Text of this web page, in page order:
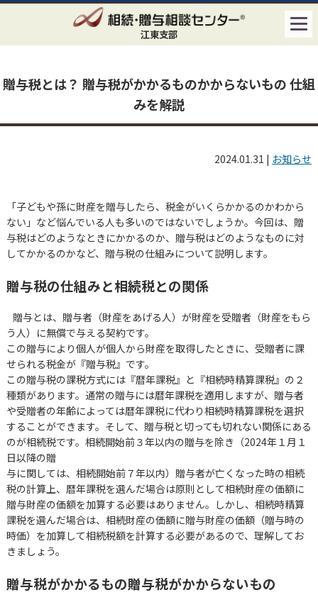
江東支部
贈与税とは？ 贈与税がかかるものかからないもの 仕組
みを解説
2024.01.31 | お知らせ
「子どもや孫に財産を贈与したら、税金がいくらかかるのかわから
ない」など悩んでいる人も多いのではないでしょうか。今回は、贈
与税はどのようなときにかかるのか、贈与税はどのようなものに対
してかかるのかなど、贈与税の仕組みについて説明します。
贈与税の仕組みと相続税との関係
贈与とは、贈与者（財産をあげる人）が財産を受贈者（財産をもら
う人）に無償で与える契約です。
この贈与により個人が個人から財産を取得したときに、受贈者に課
せられる税金が『贈与税』です。
この贈与税の課税方式には『暦年課税』と『相続時精算課税』の２
種類があります。通常の贈与には暦年課税を適用しますが、贈与者
や受贈者の年齢によっては暦年課税に代わり相続時精算課税を選択
することができます。そして、贈与税と切っても切れない関係にある
のが相続税です。相続開始前３年以内の贈与を除き（2024年１月１
日以降の贈
与に関しては、相続開始前７年以内）贈与者が亡くなった時の相続
税の計算上、暦年課税を選んだ場合は原則として相続財産の価額に
贈与財産の価額を加算する必要はありません。しかし、相続時精算
課税を選んだ場合は、相続財産の価額に贈与財産の価額（贈与時の
時価）を加算して相続税額を計算する必要があるので、理解してお
きましょう。
贈与税がかかるもの贈与税がかからないもの